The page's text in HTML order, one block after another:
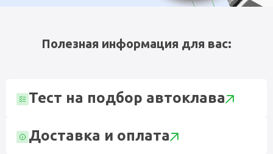
Полезная информация для вас:
Тест на подбор автоклава
Доставка и оплата